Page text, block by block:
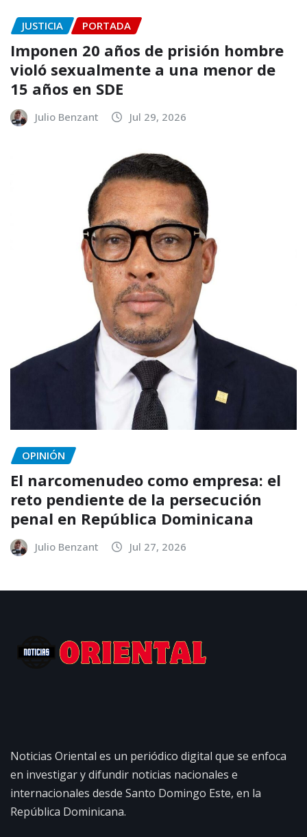
JUSTICIA PORTADA
Imponen 20 años de prisión hombre
violó sexualmente a una menor de
15 años en SDE
Julio Benzant Jul 29, 2026
OPINIÓN
El narcomenudeo como empresa: el
reto pendiente de la persecución
penal en República Dominicana
Julio Benzant Jul 27, 2026
Noticias Oriental es un periódico digital que se enfoca
en investigar y difundir noticias nacionales e
internacionales desde Santo Domingo Este, en la
República Dominicana.